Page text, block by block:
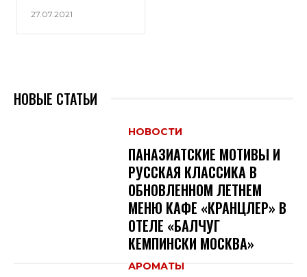
27.07.2021
НОВЫЕ СТАТЬИ
НОВОСТИ
ПАНАЗИАТСКИЕ МОТИВЫ И
РУССКАЯ КЛАССИКА В
ОБНОВЛЕННОМ ЛЕТНЕМ
МЕНЮ КАФЕ «КРАНЦЛЕР» В
ОТЕЛЕ «БАЛЧУГ
КЕМПИНСКИ МОСКВА»
АРОМАТЫ